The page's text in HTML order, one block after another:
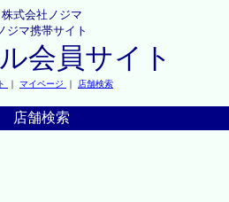
株式会社ノジマ
ジマ携帯サイト
会員サイト
｜ マイページ ｜ 店舗検索
店舗検索